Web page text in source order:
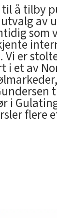
til å tilby
av
som
Vi er
i et av
i
flere